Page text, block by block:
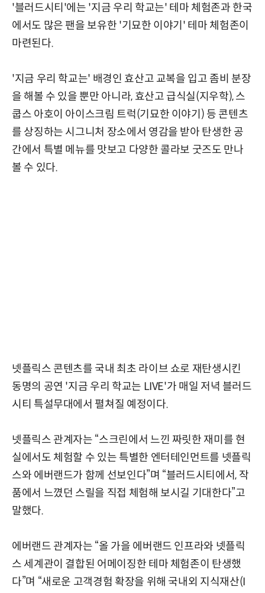
'블러드시티'에는 '지금 우리 학교는' 테마 체험존과 한국
에서도 많은 팬을 보유한 '기묘한 이야기' 테마 체험존이
마련된다.
'지금 우리 학교는' 배경인 효산고 교복을 입고 좀비 분장
을 해볼 수 있을 뿐만 아니라, 효산고 급식실(지우학), 스
쿱스 아호이 아이스크림 트럭(기묘한 이야기) 등 콘텐츠
를 상징하는 시그니처 장소에서 영감을 받아 탄생한 공
간에서 특별 메뉴를 맛보고 다양한 콜라보 굿즈도 만나
볼 수 있다.
넷플릭스 콘텐츠를 국내 최초 라이브 쇼로 재탄생시킨
동명의 공연 '지금 우리 학교는 LIVE'가 매일 저녁 블러드
시티 특설무대에서 펼쳐질 예정이다.
넷플릭스 관계자는 “스크린에서 느낀 짜릿한 재미를 현
실에서도 체험할 수 있는 특별한 엔터테인먼트를 넷플릭
스와 에버랜드가 함께 선보인다”며 “블러드시티에서, 작
품에서 느꼈던 스릴을 직접 체험해 보시길 기대한다”고
말했다.
에버랜드 관계자는 “올 가을 에버랜드 인프라와 넷플릭
스 세계관이 결합된 어메이징한 테마 체험존이 탄생했
다”며 “새로운 고객경험 확장을 위해 국내외 지식재산(I